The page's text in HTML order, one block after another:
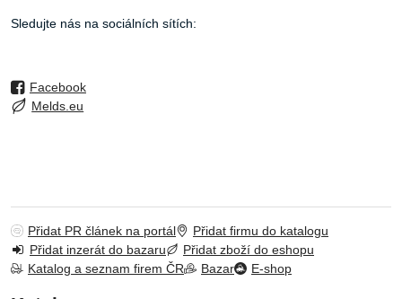
Sledujte nás na sociálních sítích:
Facebook
Melds.eu
Přidat PR článek na portál
Přidat firmu do katalogu
Přidat inzerát do bazaru
Přidat zboží do eshopu
Katalog a seznam firem ČR
Bazar E-shop